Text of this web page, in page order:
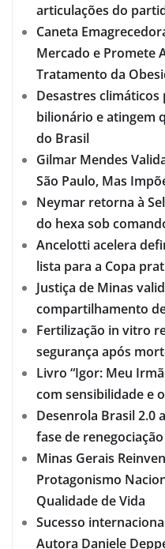
articulações do
Caneta
Mercado e Promete
Tratamento da
Desastres
bilionário e atingem
do Brasil
Gilmar Mendes
São Paulo, Mas
Neymar retorna à
do hexa sob
Ancelotti acelera
lista para a Copa
Justiça de Minas
compartilhamento
Fertilização in vitro
segurança após
Livro “Igor: Meu
com sensibilidade e
Desenrola Brasil 2.0
fase de
Minas Gerais
Protagonismo
Qualidade de Vida
Sucesso
Autora Daniele